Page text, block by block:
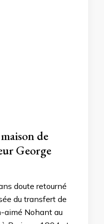
de
George
doute retourné
du transfert de
aimé Nohant au